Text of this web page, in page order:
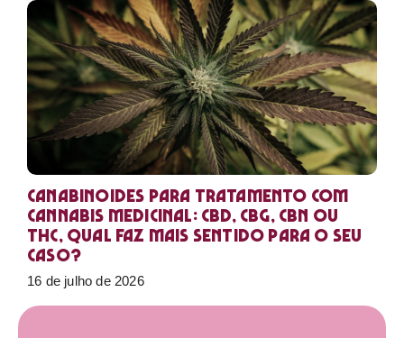
Canabinoides para tratamento com
cannabis medicinal: CBD, CBG, CBN ou
THC, qual faz mais sentido para o seu
caso?
16 de julho de 2026